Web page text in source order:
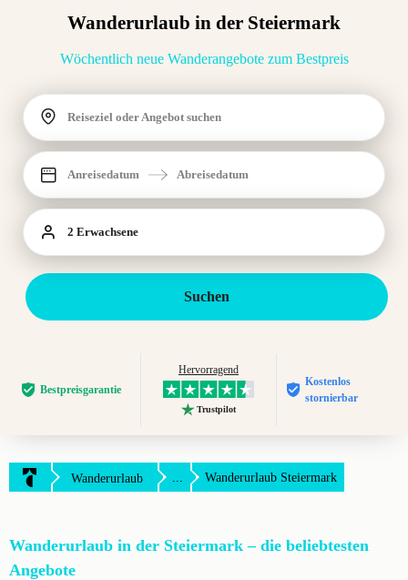
Wanderurlaub in der Steiermark
Wöchentlich neue Wanderangebote zum Bestpreis
Reiseziel oder Angebot suchen
Anreisedatum Abreisedatum
2 Erwachsene
Suchen
Bestpreis­garantie
Hervorragend
Trustpilot
Kostenlos
stornierbar
Wanderurlaub ... Wanderurlaub Steiermark
Wanderurlaub in der Steiermark – die beliebtesten
Angebote